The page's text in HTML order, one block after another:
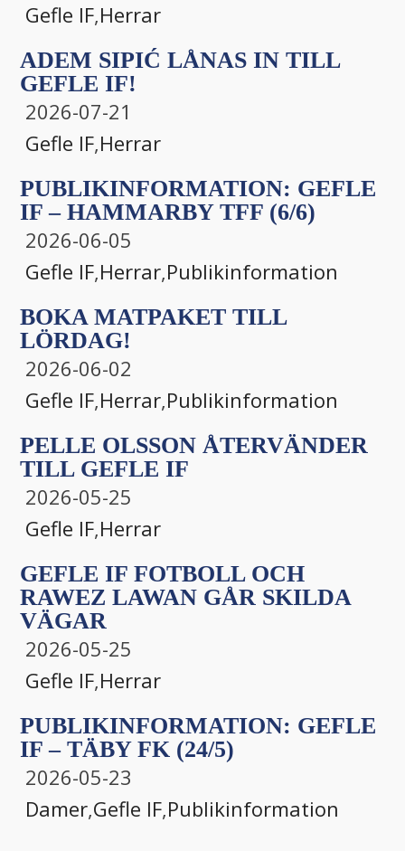
Gefle IF,Herrar
ADEM SIPIĆ LÅNAS IN TILL
GEFLE IF!
2026-07-21
Gefle IF,Herrar
PUBLIKINFORMATION: GEFLE
IF – HAMMARBY TFF (6/6)
2026-06-05
Gefle IF,Herrar,Publikinformation
BOKA MATPAKET TILL
LÖRDAG!
2026-06-02
Gefle IF,Herrar,Publikinformation
PELLE OLSSON ÅTERVÄNDER
TILL GEFLE IF
2026-05-25
Gefle IF,Herrar
GEFLE IF FOTBOLL OCH
RAWEZ LAWAN GÅR SKILDA
VÄGAR
2026-05-25
Gefle IF,Herrar
PUBLIKINFORMATION: GEFLE
IF – TÄBY FK (24/5)
2026-05-23
Damer,Gefle IF,Publikinformation